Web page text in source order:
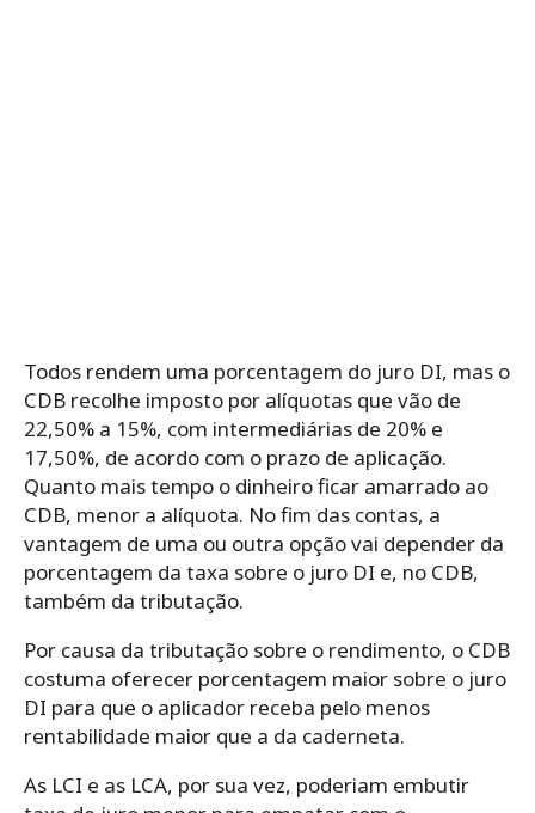
Todos rendem uma porcentagem do juro DI, mas o
CDB recolhe imposto por alíquotas que vão de
22,50% a 15%, com intermediárias de 20% e
17,50%, de acordo com o prazo de aplicação.
Quanto mais tempo o dinheiro ficar amarrado ao
CDB, menor a alíquota. No fim das contas, a
vantagem de uma ou outra opção vai depender da
porcentagem da taxa sobre o juro DI e, no CDB,
também da tributação.
Por causa da tributação sobre o rendimento, o CDB
costuma oferecer porcentagem maior sobre o juro
DI para que o aplicador receba pelo menos
rentabilidade maior que a da caderneta.
As LCI e as LCA, por sua vez, poderiam embutir